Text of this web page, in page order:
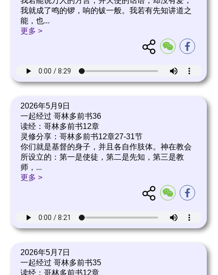
我就成了鸣的锣，响的钹一般。我若有先知讲道之
能，也...
更多 >
2026年5月9日
一起经过 哥林多前书36
读经：哥林多前书12章
灵修分享：哥林多前书12章27-31节
你们就是基督的身子，并且各自作肢体。神在教会
所设立的：第一是使徒，第二是先知，第三是教
师， ...
更多 >
2026年5月7日
一起经过 哥林多前书35
读经：哥林多前书12章